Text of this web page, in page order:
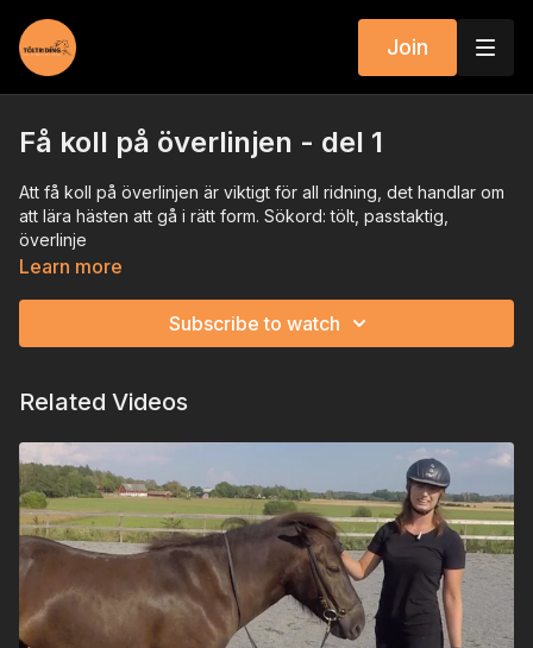
Join
Få koll på överlinjen - del 1
Att få koll på överlinjen är viktigt för all ridning, det handlar om
att lära hästen att gå i rätt form. Sökord: tölt, passtaktig,
överlinje
Learn more
Subscribe to watch
Related Videos